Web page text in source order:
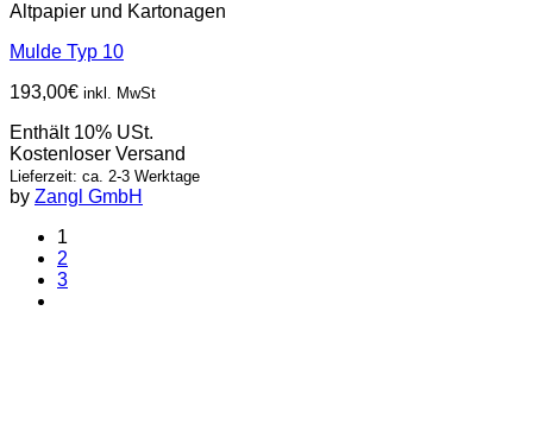
Altpapier und Kartonagen
Mulde Typ 10
193,00€ inkl. MwSt
Enthält 10% USt.
Kostenloser Versand
Lieferzeit: ca. 2-3 Werktage
by Zangl GmbH
1
2
3